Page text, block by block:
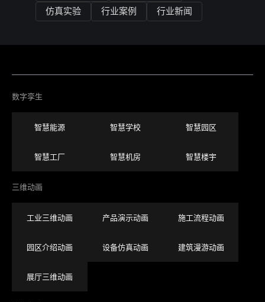
仿真实验 行业案例 行业新闻
数字孪生
智慧能源 智慧学校 智慧园区
智慧工厂 智慧机房 智慧楼宇
三维动画
工业三维动画 产品演示动画 施工流程动画
园区介绍动画 设备仿真动画 建筑漫游动画
展厅三维动画